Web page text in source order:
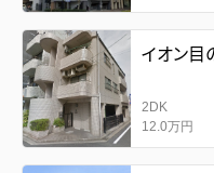
イオン目
2DK
12.0万円